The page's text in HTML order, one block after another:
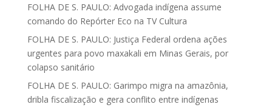
FOLHA DE S. PAULO: Advogada indígena assume
comando do Repórter Eco na TV Cultura
FOLHA DE S. PAULO: Justiça Federal ordena ações
urgentes para povo maxakali em Minas Gerais, por
colapso sanitário
FOLHA DE S. PAULO: Garimpo migra na amazônia,
dribla fiscalização e gera conflito entre indígenas